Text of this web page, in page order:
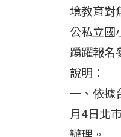
境教育對
公私立國
踴躍報名
說明：
一、依據
月4日北